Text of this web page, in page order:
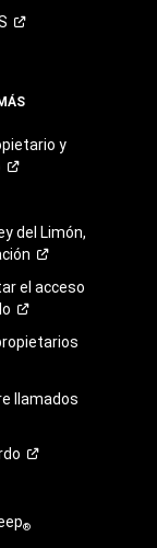
y
del Limón,
el acceso
llamados
®